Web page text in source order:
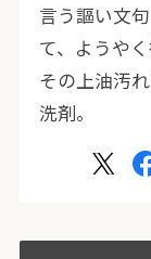
言う謳い文
て、ようや
その上油汚
洗剤。